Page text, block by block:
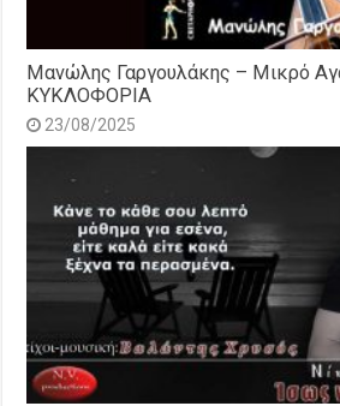
Μανώλης Γαργουλάκης – Μικρό
ΚΥΚΛΟΦΟΡΙΑ
23/08/2025